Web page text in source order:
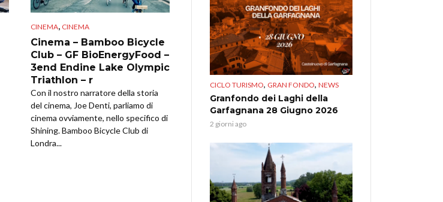
CINEMA, CINEMA
Cinema – Bamboo Bicycle
Club – GF BioEnergyFood –
3end Endine Lake Olympic
Triathlon – r
Con il nostro narratore della storia
del cinema, Joe Denti, parliamo di
cinema ovviamente, nello specifico di
Shining. Bamboo Bicycle Club di
Londra...
CICLO TURISMO, GRAN FONDO, NEWS
Granfondo dei Laghi della
Garfagnana 28 Giugno 2026
2 giorni ago